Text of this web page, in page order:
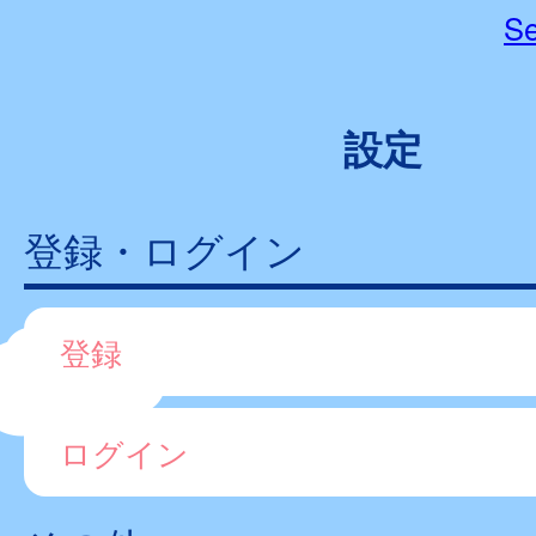
設定
登録・ログイン
登録
ログイン